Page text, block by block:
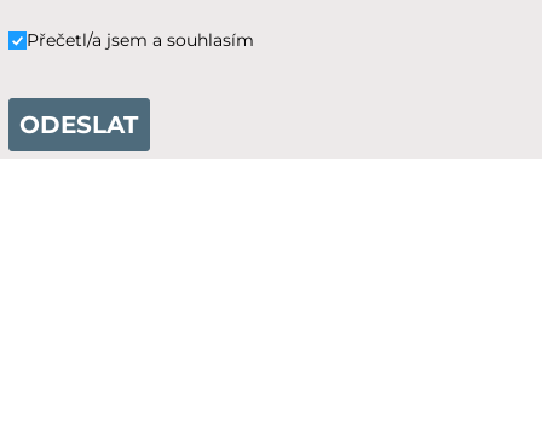
Přečetl/​a jsem a souhlasím
Přečetl/a jsem a souhlasím
ODESLAT